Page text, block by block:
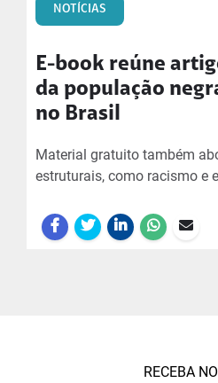
NOTÍCIAS
E-book reúne
da população
no Brasil
Material gratuito também
estruturais, como racismo e
RECEBA